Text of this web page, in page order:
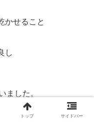
かせること
し
ました。
ます。トップ サイドバー